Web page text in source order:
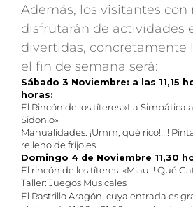
Además, los visitantes con
disfrutarán de actividades
divertidas, concretamente
el fin de semana será:
Sábado 3 Noviembre: a las 11,15
horas:
El Rincón de los títeres:»La Simpática
Sidonio»
Manualidades: ¡Umm, qué rico!!!!!
relleno de frijoles.
Domingo 4 de Noviembre 11,30
El rincón de los títeres: «Miau!!! Qué
Taller: Juegos Musicales
El Rastrillo Aragón, cuya entrada es